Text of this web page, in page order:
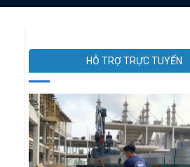
HỖ TRỢ TRỰC TUYẾN